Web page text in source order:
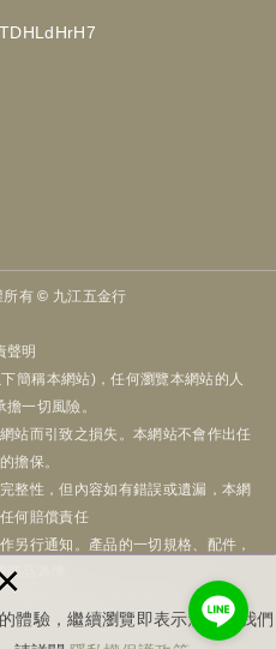
體驗，繼續瀏覽即表示您同意我們
所有 © 九江五金行
聲明
簡稱本網站)，任何瀏覽本網站的人
一切風險。
站而引致之損失。本網站不會作出任
擔保。
整性，但內容如有錯誤或遺漏，本網
何賠償責任
另行通知。產品的一切規格、配件，
商品為準。
有關條款而毋須事前通知用戶。